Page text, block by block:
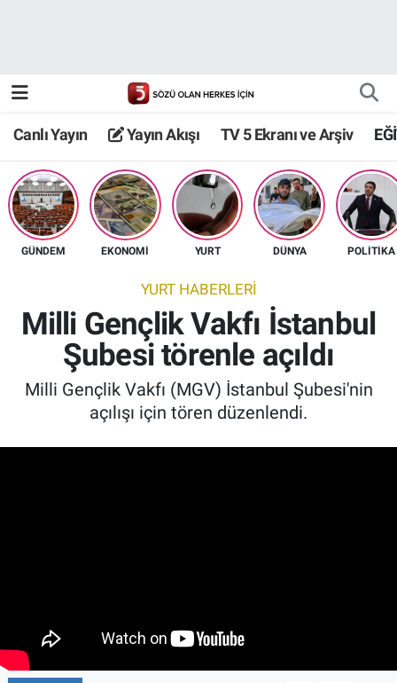
Canlı Yayın Yayın Akışı TV 5 Ekranı ve Arşiv
GÜNDEM EKONOMİ YURT DÜNYA POLİTİKA
YURT HABERLERİ
Milli Gençlik Vakfı İstanbul
Şubesi törenle açıldı
Milli Gençlik Vakfı (MGV) İstanbul Şubesi'nin
açılışı için tören düzenlendi.
TV 5 Ekranı ve Arşiv